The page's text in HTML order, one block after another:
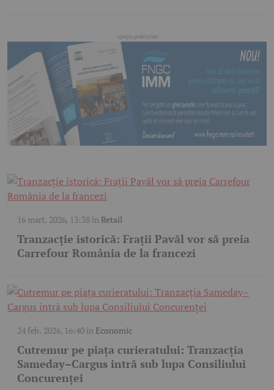
16 mart. 2026, 13:38în Retail
Tranzacție istorică: Frații Pavăl vor să preia
Carrefour România de la francezi
24 feb. 2026, 16:40în Economic
Cutremur pe piața curieratului: Tranzacția
Sameday–Cargus intră sub lupa Consiliului
Concurenței